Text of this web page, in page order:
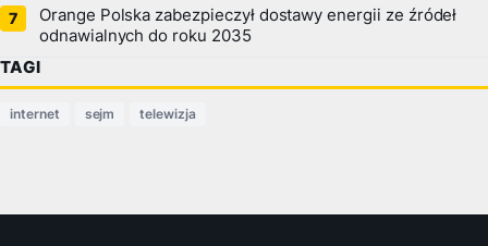
Orange Polska zabezpieczył dostawy energii ze źródeł
odnawialnych do roku 2035
TAGI
internet sejm telewizja